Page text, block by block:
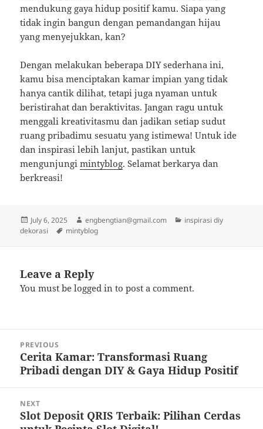
mendukung gaya hidup positif kamu. Siapa yang
tidak ingin bangun dengan pemandangan hijau
yang menyejukkan, kan?
Dengan melakukan beberapa DIY sederhana ini,
kamu bisa menciptakan kamar impian yang tidak
hanya cantik dilihat, tetapi juga nyaman untuk
beristirahat dan beraktivitas. Jangan ragu untuk
menggali kreativitasmu dan jadikan setiap sudut
ruang pribadimu sesuatu yang istimewa! Untuk ide
dan inspirasi lebih lanjut, pastikan untuk
mengunjungimintyblog. Selamat berkarya dan
berkreasi!
Posted
on
July 6, 2025 Author
engbengtian@gmail.com Categories
inspirasi diy
dekorasi
Tags
mintyblog
Leave a Reply
You must belogged in to post a comment.
navigation
PREVIOUS
Previous
post:
Cerita Kamar: Transformasi Ruang
Pribadi dengan DIY & Gaya Hidup Positif
NEXT
Next
Slot Deposit QRIS Terbaik: Pilihan Cerdas